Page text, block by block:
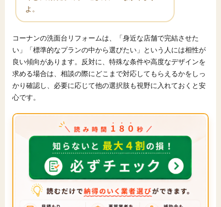
よ。
コーナンの洗面台リフォームは、「身近な店舗で完結させた
い」「標準的なプランの中から選びたい」という人には相性が
良い傾向があります。反対に、特殊な条件や高度なデザインを
求める場合は、相談の際にどこまで対応してもらえるかをしっ
かり確認し、必要に応じて他の選択肢も視野に入れておくと安
心です。